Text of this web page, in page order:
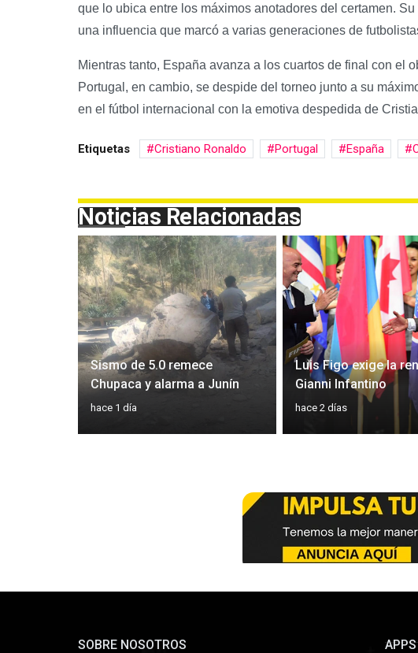
que lo ubica entre los máximos anotadores del certamen.
una influencia que marcó a varias generaciones de
Mientras tanto, España avanza a los cuartos de final con el
Portugal, en cambio, se despide del torneo junto a su
en el fútbol internacional con la emotiva despedida de
Etiquetas Cristiano Ronaldo Portugal España
Noticias Relacionadas
Sismo de 5.0 remece
Chupaca y alarma a Junín
hace 1 día
Luis Figo exige la
Gianni Infantino
hace 2 días
SOBRE NOSOTROS